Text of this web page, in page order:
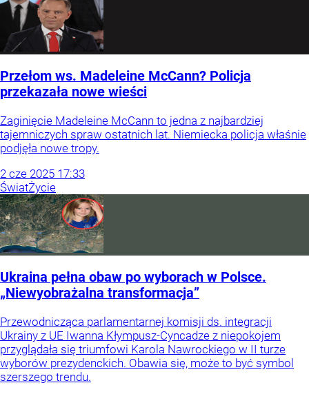
Przełom ws. Madeleine McCann? Policja
przekazała nowe wieści
Zaginięcie Madeleine McCann to jedna z najbardziej
tajemniczych spraw ostatnich lat. Niemiecka policja właśnie
podjęła nowe tropy.
2 cze 2025 17:33
ŚwiatŻycie
Ukraina pełna obaw po wyborach w Polsce.
„Niewyobrażalna transformacja”
Przewodnicząca parlamentarnej komisji ds. integracji
Ukrainy z UE Iwanna Kłympusz-Cyncadze z niepokojem
przyglądała się triumfowi Karola Nawrockiego w II turze
wyborów prezydenckich. Obawia się, może to być symbol
szerszego trendu.